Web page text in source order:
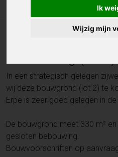
Ik
Wijzig mijn
Dorpsstraat 272B , ERPE
In een strategisch gelegen
wij deze bouwgrond (lot 2) te
Erpe is zeer goed gelegen in
De bouwgrond meet 330 m²
gesloten bebouwing.
Bouwvoorschriften op